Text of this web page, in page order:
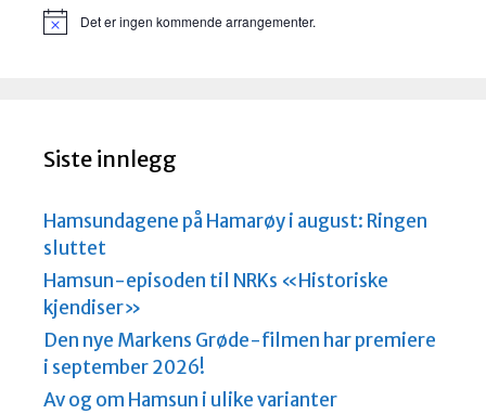
M
Det er ingen kommende arrangementer.
Siste innlegg
Hamsundagene på Hamarøy i august: Ringen
sluttet
Hamsun-episoden til NRKs «Historiske
kjendiser»
Den nye Markens Grøde-filmen har premiere
i september 2026!
Av og om Hamsun i ulike varianter